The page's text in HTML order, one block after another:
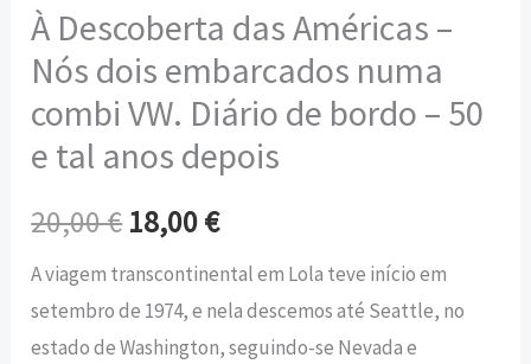
À Descoberta das Américas –
Nós dois embarcados numa
combi VW. Diário de bordo – 50
e tal anos depois
20,00€ 18,00€
A viagem transcontinental em Lola teve início em
setembro de 1974, e nela descemos até Seattle, no
estado de Washington, seguindo-se Nevada e